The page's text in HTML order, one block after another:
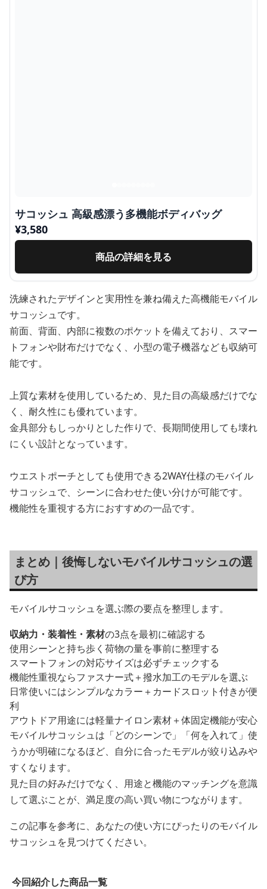
サコッシュ 高級感漂う多機能ボディバッグ
¥3,580
商品の詳細を見る
洗練されたデザインと実用性を兼ね備えた高機能モバイル
サコッシュです。
前面、背面、内部に複数のポケットを備えており、スマー
トフォンや財布だけでなく、小型の電子機器なども収納可
能です。
上質な素材を使用しているため、見た目の高級感だけでな
く、耐久性にも優れています。
金具部分もしっかりとした作りで、長期間使用しても壊れ
にくい設計となっています。
ウエストポーチとしても使用できる2WAY仕様のモバイル
サコッシュで、シーンに合わせた使い分けが可能です。
機能性を重視する方におすすめの一品です。
まとめ｜後悔しないモバイルサコッシュの選
び方
モバイルサコッシュを選ぶ際の要点を整理します。
収納力・装着性・素材の3点を最初に確認する
使用シーンと持ち歩く荷物の量を事前に整理する
スマートフォンの対応サイズは必ずチェックする
機能性重視ならファスナー式＋撥水加工のモデルを選ぶ
日常使いにはシンプルなカラー＋カードスロット付きが便
利
アウトドア用途には軽量ナイロン素材＋体固定機能が安心
モバイルサコッシュは「どのシーンで」「何を入れて」使
うかが明確になるほど、自分に合ったモデルが絞り込みや
すくなります。
見た目の好みだけでなく、用途と機能のマッチングを意識
して選ぶことが、満足度の高い買い物につながります。
この記事を参考に、あなたの使い方にぴったりのモバイル
サコッシュを見つけてください。
今回紹介した商品一覧